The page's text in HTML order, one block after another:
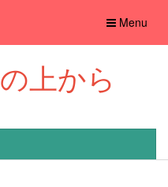
Toggle
Menu
上から